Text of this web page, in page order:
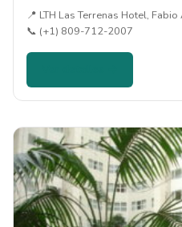
📍 LTH Las Terrenas Hotel,
📞 (+1) 809-712-2007